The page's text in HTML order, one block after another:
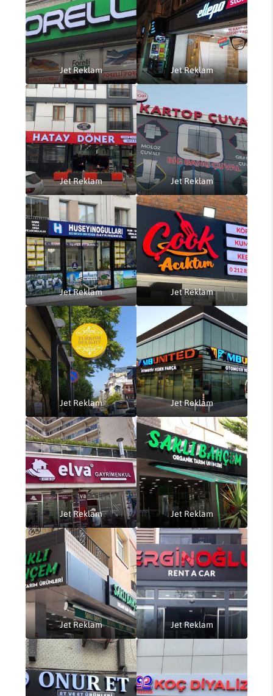
Jet Reklam Jet Reklam
Jet Reklam Jet Reklam
Jet Reklam Jet Reklam
Jet Reklam Jet Reklam
Jet Reklam Jet Reklam
Jet Reklam Jet Reklam